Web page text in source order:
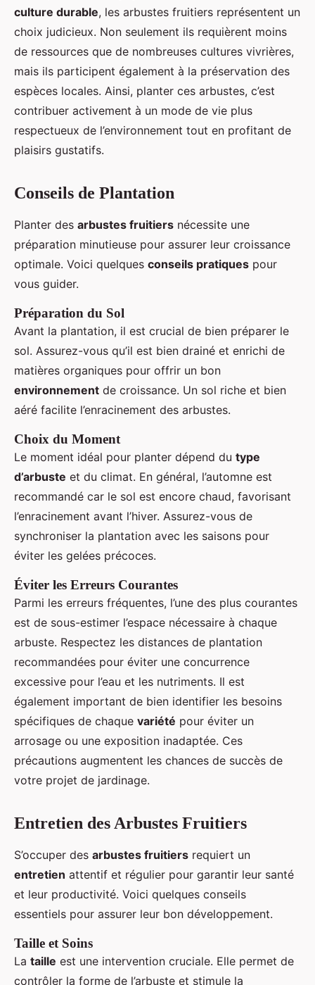
culture durable, les arbustes fruitiers représentent un
choix judicieux. Non seulement ils requièrent moins
de ressources que de nombreuses cultures vivrières,
mais ils participent également à la préservation des
espèces locales. Ainsi, planter ces arbustes, c’est
contribuer activement à un mode de vie plus
respectueux de l’environnement tout en profitant de
plaisirs gustatifs.
Conseils de Plantation
Planter des arbustes fruitiers nécessite une
préparation minutieuse pour assurer leur croissance
optimale. Voici quelques conseils pratiques pour
vous guider.
Préparation du Sol
Avant la plantation, il est crucial de bien préparer le
sol. Assurez-vous qu’il est bien drainé et enrichi de
matières organiques pour offrir un bon
environnement de croissance. Un sol riche et bien
aéré facilite l’enracinement des arbustes.
Choix du Moment
Le moment idéal pour planter dépend du type
d’arbuste et du climat. En général, l’automne est
recommandé car le sol est encore chaud, favorisant
l’enracinement avant l’hiver. Assurez-vous de
synchroniser la plantation avec les saisons pour
éviter les gelées précoces.
Éviter les Erreurs Courantes
Parmi les erreurs fréquentes, l’une des plus courantes
est de sous-estimer l’espace nécessaire à chaque
arbuste. Respectez les distances de plantation
recommandées pour éviter une concurrence
excessive pour l’eau et les nutriments. Il est
également important de bien identifier les besoins
spécifiques de chaque variété pour éviter un
arrosage ou une exposition inadaptée. Ces
précautions augmentent les chances de succès de
votre projet de jardinage.
Entretien des Arbustes Fruitiers
S’occuper des arbustes fruitiers requiert un
entretien attentif et régulier pour garantir leur santé
et leur productivité. Voici quelques conseils
essentiels pour assurer leur bon développement.
Taille et Soins
La taille est une intervention cruciale. Elle permet de
contrôler la forme de l’arbuste et stimule la